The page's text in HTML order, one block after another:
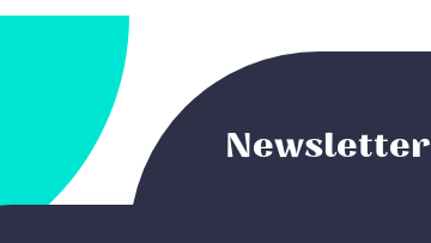
Newsletter